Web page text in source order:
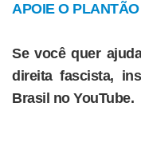
APOIE O
Se você quer
direita fascista,
Brasil no YouTube.